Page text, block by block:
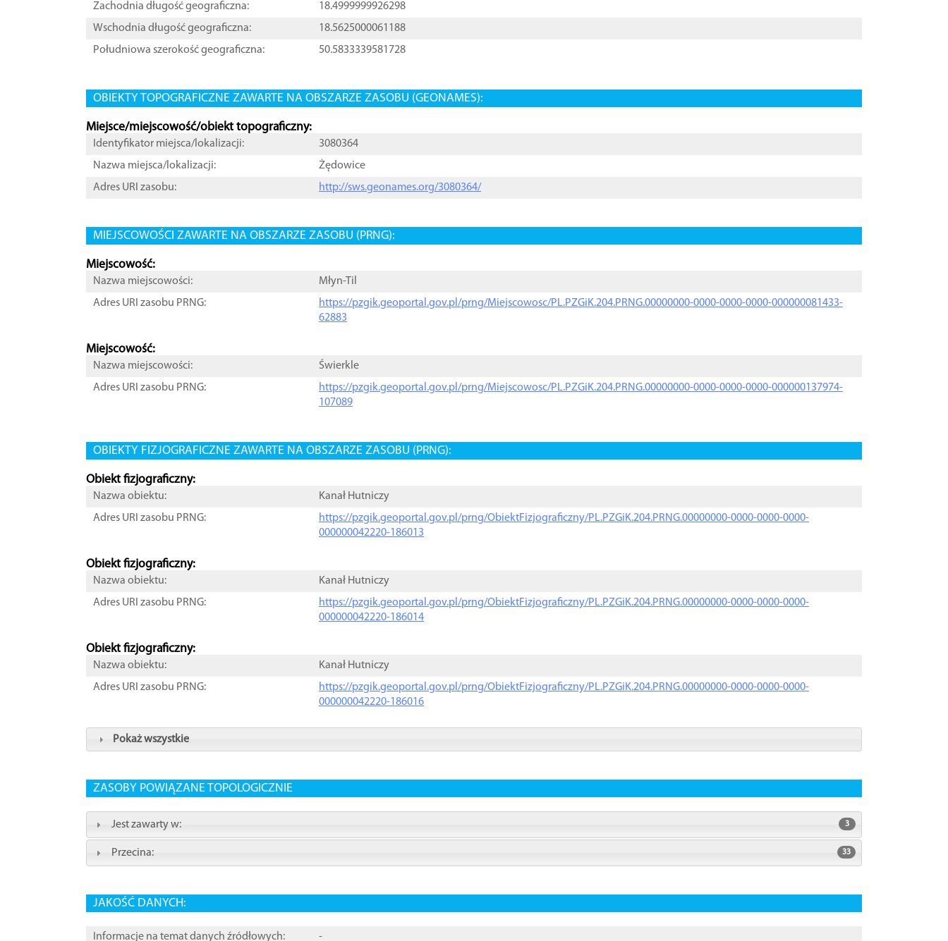
Zachodnia długość geograficzna:
18.4999999926298
Wschodnia długość geograficzna:
18.5625000061188
Południowa szerokość geograficzna:
50.5833339581728
OBIEKTY TOPOGRAFICZNE ZAWARTE NA OBSZARZE ZASOBU (GEONAMES):
Miejsce/miejscowość/obiekt topograficzny:
Identyfikator miejsca/lokalizacji:
3080364
Nazwa miejsca/lokalizacji:
Żędowice
Adres URI zasobu:
http://sws.geonames.org/3080364/
MIEJSCOWOŚCI ZAWARTE NA OBSZARZE ZASOBU (PRNG):
Miejscowość:
Nazwa miejscowości:
Młyn-Til
Adres URI zasobu PRNG:
https://pzgik.geoportal.gov.pl/prng/Miejscowosc/PL.PZGiK.204.PRNG.00000000-0000-0000-0000-000000081433-
62883
Miejscowość:
Nazwa miejscowości:
Świerkle
Adres URI zasobu PRNG:
https://pzgik.geoportal.gov.pl/prng/Miejscowosc/PL.PZGiK.204.PRNG.00000000-0000-0000-0000-000000137974-
107089
OBIEKTY FIZJOGRAFICZNE ZAWARTE NA OBSZARZE ZASOBU (PRNG):
Obiekt fizjograficzny:
Nazwa obiektu:
Kanał Hutniczy
Adres URI zasobu PRNG:
https://pzgik.geoportal.gov.pl/prng/ObiektFizjograficzny/PL.PZGiK.204.PRNG.00000000-0000-0000-0000-
000000042220-186013
Obiekt fizjograficzny:
Nazwa obiektu:
Kanał Hutniczy
Adres URI zasobu PRNG:
https://pzgik.geoportal.gov.pl/prng/ObiektFizjograficzny/PL.PZGiK.204.PRNG.00000000-0000-0000-0000-
000000042220-186014
Obiekt fizjograficzny:
Nazwa obiektu:
Kanał Hutniczy
Adres URI zasobu PRNG:
https://pzgik.geoportal.gov.pl/prng/ObiektFizjograficzny/PL.PZGiK.204.PRNG.00000000-0000-0000-0000-
000000042220-186016
Pokaż wszystkie
ZASOBY POWIĄZANE TOPOLOGICZNIE
Jest zawarty w: 3
Przecina: 33
JAKOŚĆ DANYCH:
Informacje na temat danych źródłowych: -